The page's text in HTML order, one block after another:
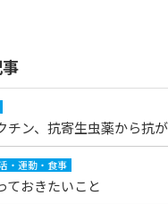
チン、抗寄生虫薬から抗
・運動・食事
ておきたいこと